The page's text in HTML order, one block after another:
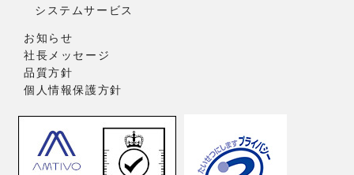
システムサービス
お知らせ
社長メッセージ
品質方針
個人情報保護方針